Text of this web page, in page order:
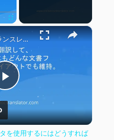
Fullscreen ×
Play
Video
ドキュメントトランスレータを使用するにはどうすればよいですか？
を使用するにはどうすれば